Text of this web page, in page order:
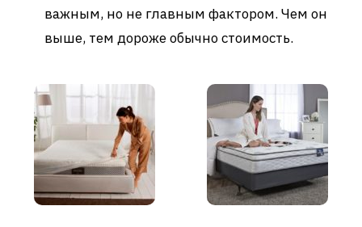
важным, но не главным фактором. Чем он
выше, тем дороже обычно стоимость.